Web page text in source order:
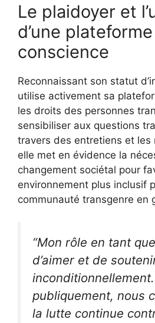
Le plaidoyer et
d’une
conscience
Reconnaissant son statut
utilise activement sa
les droits des personnes
sensibiliser aux questions
travers des entretiens et les
elle met en évidence la
changement sociétal pour
environnement plus inclusif
communauté transgenre en
“Mon rôle en tant
d’aimer et de
publiquement, nous
la lutte continue